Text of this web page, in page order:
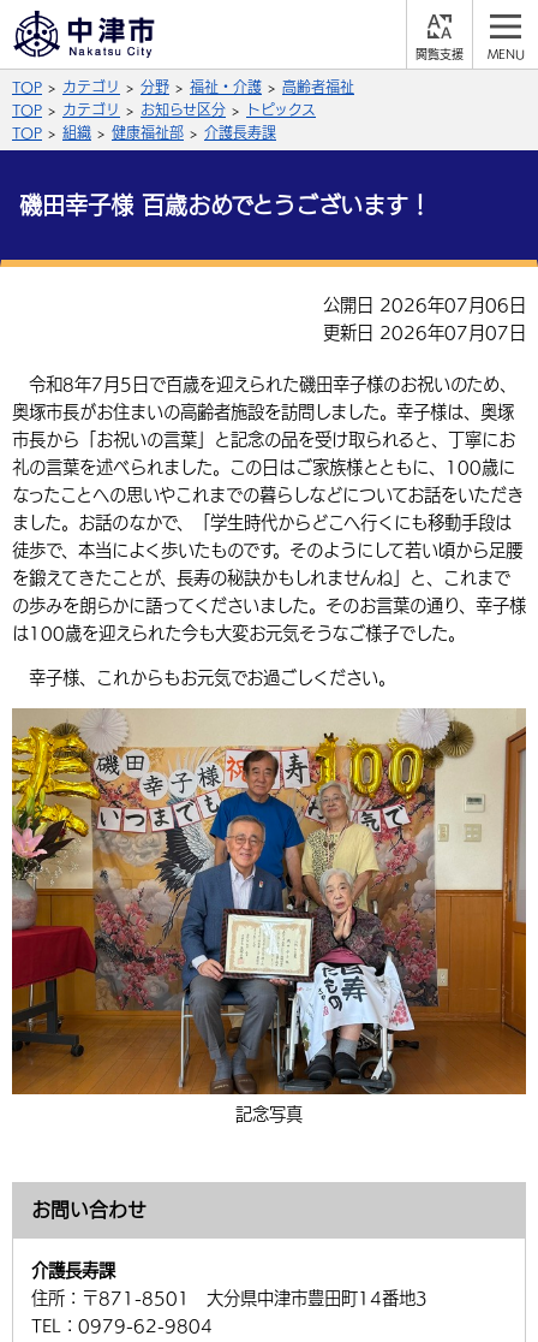
ふりがなをつける
文字の大きさ
拡大 標準
言語を選択
英語（English） 中国語（簡体字）
中国語（繁体字） 韓国語（한국어）
公式SNS
サイト内検索
届出・登録・証明 保険・年金
福祉・介護 健康・予防
税金 住宅・インフラ
環境・衛生 生涯学習・スポーツ・人権
選挙 外国人の方向け情報
事業者の方へ
入札・契約 産業・雇用
農林水産業 税金
都市整備
子育て・教育
施設情報 子どもを預ける
手当・助成 健康・医療
相談・支援・情報 計画・施策
観光・移住
観光なび スポットを探す
遊ぶ・体験する グルメ・食べる
買う・おみやげ 四季のイベント・祭り
移住・定住
市政情報
中津市について 市役所の紹介
地方創生・地域活性化 広報・広聴
行政・計画
TOP カテゴリ 分野 福祉・介護
高齢者福祉
TOP
カテゴリ お知らせ区分
トピックス
TOP
組織 健康福祉部 介護長寿課
磯田幸子様 百歳おめでとうございます！
公開日 2026年07月06日
更新日 2026年07月07日
令和8年7月5日で百歳を迎えられた磯田幸子様のお祝いのため、
奥塚市長がお住まいの高齢者施設を訪問しました。幸子様は、奥塚
市長から「お祝いの言葉」と記念の品を受け取られると、丁寧にお
礼の言葉を述べられました。この日はご家族様とともに、100歳に
なったことへの思いやこれまでの暮らしなどについてお話をいただき
ました。お話のなかで、「学生時代からどこへ行くにも移動手段は
徒歩で、本当によく歩いたものです。そのようにして若い頃から足腰
を鍛えてきたことが、長寿の秘訣かもしれませんね」と、これまで
の歩みを朗らかに語ってくださいました。そのお言葉の通り、幸子様
は100歳を迎えられた今も大変お元気そうなご様子でした。
幸子様、これからもお元気でお過ごしください。
記念写真
お問い合わせ
介護長寿課
住所： 〒871-8501 大分県中津市豊田町14番地3
TEL： 0979-62-9804